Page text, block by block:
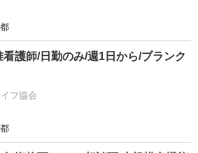
護師/日勤のみ/週1日から/ブランク
フ協会